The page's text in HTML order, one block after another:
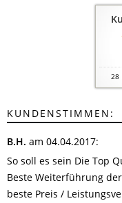
28
KUNDENSTIMMEN:
B.H. am 04.04.2017:
So soll es sein Die Top
Beste Weiterführung
beste Preis /